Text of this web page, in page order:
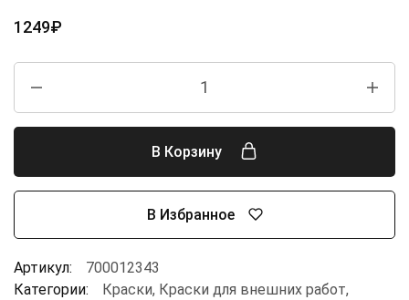
1249₽
В Корзину
В Избранное
Артикул:
700012343
Категории:
Краски, Краски для внешних работ,